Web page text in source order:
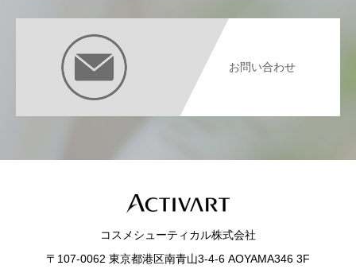
お問い合わせ
コスメシューティカル株式会社
〒107-0062 東京都港区南青山3-4-6 AOYAMA346 3F